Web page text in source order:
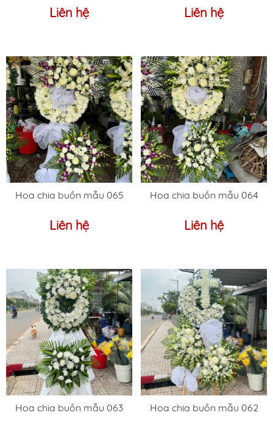
Liên hệ Liên hệ
Hoa chia buồn mẫu 065
Liên hệ
Hoa chia buồn mẫu 064
Liên hệ
Hoa chia buồn mẫu 063 Hoa chia buồn mẫu 062